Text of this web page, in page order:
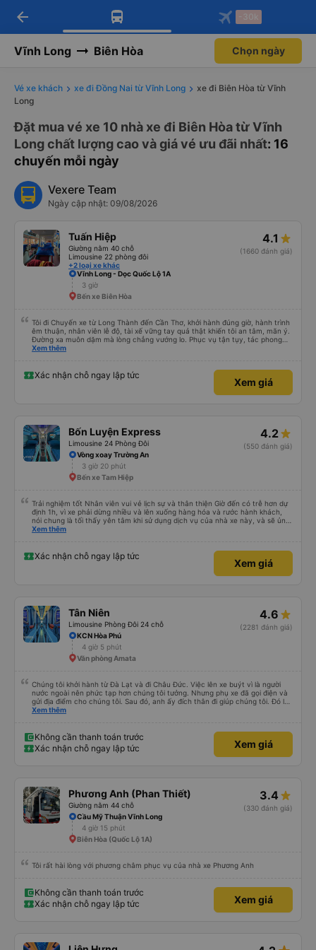
Tải app Vexere ngay!
Nhận ưu đãi thành viên độc
Mở app
Tải app Vexere
-30k/ghế khi đặt vé máy bay qua
Mở app
arrow_back -30k
Vĩnh Long Biên Hòa Chọn ngày
Vé xe khách xe đi Đồng Nai từ Vĩnh Long
xe đi Biên Hòa từ Vĩnh
Long
Đặt mua vé xe 10 nhà xe đi Biên Hòa từ Vĩnh
Long chất lượng cao và giá vé ưu đãi nhất: 16
chuyến mỗi ngày
Vexere Team
Ngày cập nhật: 09/08/2026
Tuấn Hiệp
Giường nằm 40 chỗ
Limousine 22 phòng đôi
+2 loại xe khác
4.1
(1660 đánh giá)
Vĩnh Long - Dọc Quốc Lộ 1A
3 giờ
Bến xe Biên Hòa
Tôi đi Chuyến xe từ Long Thành đến Cần Thơ, khởi hành đúng giờ, hành trình
êm thuận, nhân viên lễ độ, tài xế vững tay quả thật khiến tôi an tâm, mãn ý.
Đường xa muôn dặm mà lòng chẳng vướng lo. Phục vụ tận tụy, tác phong
nghiêm cẩn, hiếm thấy giữa thời buổi kim tiền vội vã. Xã hội loạn đạo. Xin gửi
Xem thêm
Xác nhận chỗ ngay lập tức
Xem giá
Bốn Luyện Express
Limousine 24 Phòng Đôi
4.2
(550 đánh giá)
Vòng xoay Trường An
3 giờ 20 phút
Bến xe Tam Hiệp
Trải nghiệm tốt Nhân viên vui vẻ lịch sự và thân thiện Giờ đến có trễ hơn dự
định 1h, vì xe phải dừng nhiều và lên xuống hàng hóa và rước hành khách,
nói chung là tối thấy yên tâm khi sử dụng dịch vụ của nhà xe này, và sẽ ủng
hộ và giới thiệu cho người thân sử dụng dịch vụ của nhà xe này
Xem thêm
Xác nhận chỗ ngay lập tức
Xem giá
Tân Niên
Limousine Phòng Đôi 24 chỗ
4.6
(2281 đánh giá)
KCN Hòa Phú
4 giờ 5 phút
Văn phòng Amata
Chúng tôi khởi hành từ Đà Lạt và đi Châu Đức. Việc lên xe buýt vì là người
nước ngoài nên phức tạp hơn chúng tôi tưởng. Nhưng phụ xe đã gọi điện và
gửi địa điểm cho chúng tôi. Sau đó, anh ấy đích thân đi giúp chúng tôi. Đó là
lần đầu tiên đi xe giường nằm với hai đứa trẻ nhỏ khá thú vị. Chúng tôi không
điểm dừng, họ đánh thức chúng tôi dậy và đảm bảo chúng tôi đã sẵn sàng.
Nhìn chung, đó là một trải nghiệm tốt. Mỗi giường đều có gối và chăn, và đủ
chỗ cho 1 người lớn và 1 trẻ em nằm thoải mái.
Xem thêm
Không cần thanh toán trước
Xác nhận chỗ ngay lập tức
Xem giá
Phương Anh (Phan Thiết)
Giường nằm 44 chỗ
3.4
(330 đánh giá)
Cầu Mỹ Thuận Vĩnh Long
4 giờ 15 phút
Biên Hòa (Quốc Lộ 1A)
Tôi rất hài lòng với phương châm phục vụ của nhà xe Phương Anh
Không cần thanh toán trước
Xác nhận chỗ ngay lập tức
Xem giá